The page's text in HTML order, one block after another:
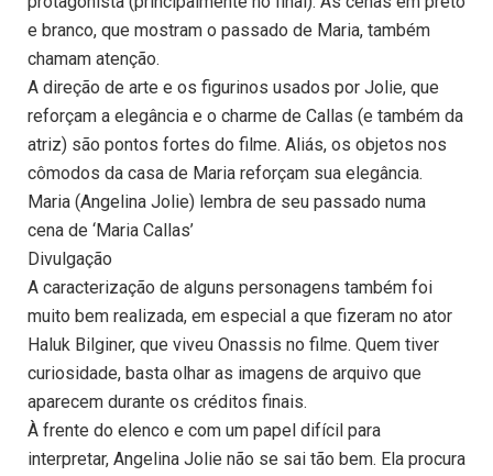
e branco, que mostram o passado de Maria, também
chamam atenção.
A direção de arte e os figurinos usados por Jolie, que
reforçam a elegância e o charme de Callas (e também da
atriz) são pontos fortes do filme. Aliás, os objetos nos
cômodos da casa de Maria reforçam sua elegância.
Maria (Angelina Jolie) lembra de seu passado numa
cena de ‘Maria Callas’
Divulgação
A caracterização de alguns personagens também foi
muito bem realizada, em especial a que fizeram no ator
Haluk Bilginer, que viveu Onassis no filme. Quem tiver
curiosidade, basta olhar as imagens de arquivo que
aparecem durante os créditos finais.
À frente do elenco e com um papel difícil para
interpretar, Angelina Jolie não se sai tão bem. Ela procura